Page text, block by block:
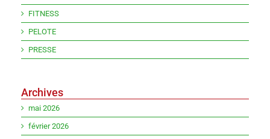
FITNESS
PELOTE
PRESSE
Archives
mai 2026
février 2026